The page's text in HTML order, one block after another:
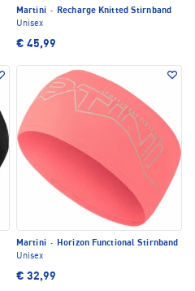
Martini · Recharge Knitted Stirnband
Unisex
€ 45,99
Martini · Horizon Functional Stirnband
Unisex
€ 32,99